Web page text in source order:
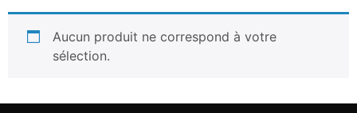
Aucun produit ne correspond à votre
sélection.